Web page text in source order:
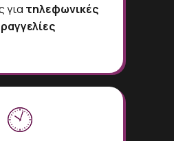
για τηλεφωνικές